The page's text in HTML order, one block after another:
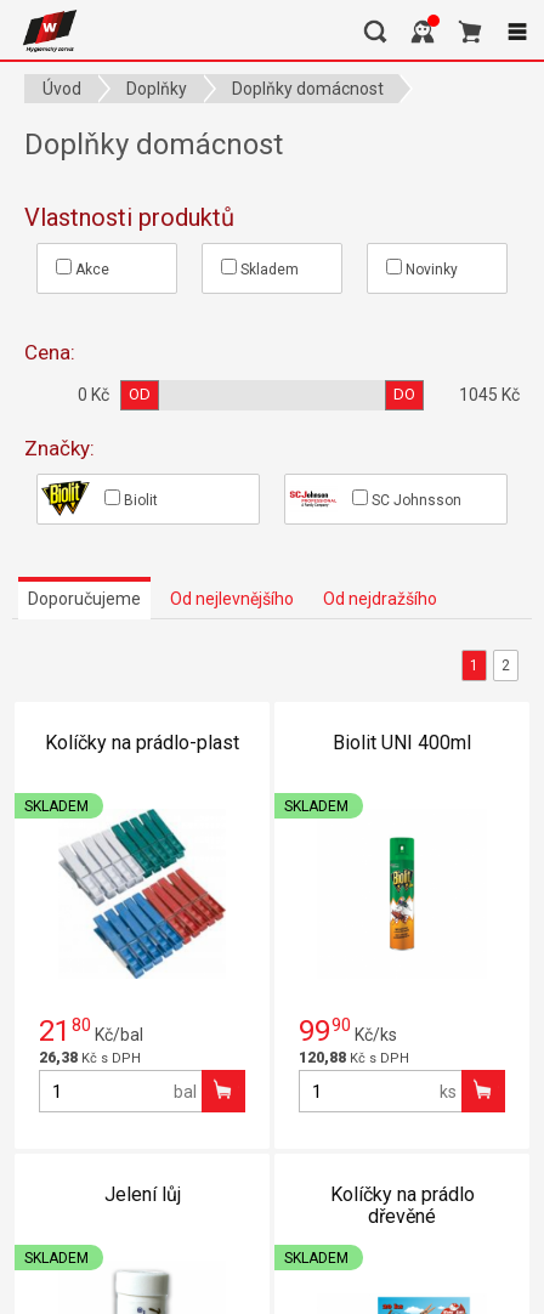
Úvod Doplňky Doplňky domácnost
Doplňky domácnost
Vlastnosti produktů
Akce Skladem Novinky
Cena:
0 Kč OD DO 1045 Kč
Značky:
Biolit SC Johnsson
Doporučujeme Od nejlevnějšího Od nejdražšího
1 2
Kolíčky na prádlo-plast
SKLADEM
21 80 Kč/bal
26,38 Kč s DPH
bal
Biolit UNI 400ml
SKLADEM
9990 Kč/ks
120,88 Kč s DPH
ks
Jelení lůj
SKLADEM
Kolíčky na prádlo
dřevěné
SKLADEM